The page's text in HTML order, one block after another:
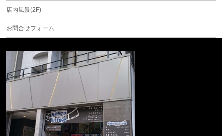
店内風景(2F)
お問合せフォーム